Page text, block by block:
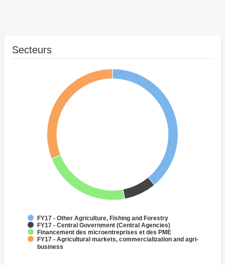
Secteurs
FY17 - Other Agriculture, Fishing and Forestry
FY17 - Central Government (Central Agencies)
Financement des microentreprises et des PME
FY17 - Agricultural markets, commercialization and agri-
business